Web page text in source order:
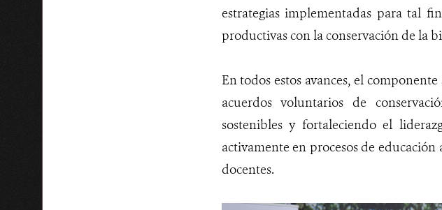
estrategias implementadas para tal
productivas con la conservación de la
En todos estos avances, el
acuerdos voluntarios de
sostenibles y fortaleciendo el
activamente en procesos de
docentes.